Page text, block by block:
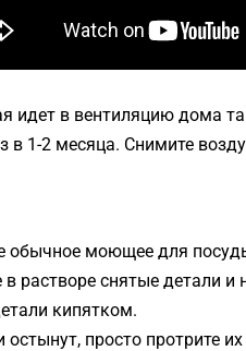
идет в вентиляцию дома
в 1-2 месяца. Снимите
обычное моющее для
растворе снятые детали и
кипятком.
остынут, просто протрите